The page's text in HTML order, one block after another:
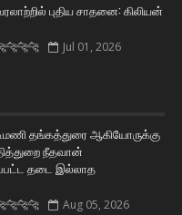
புதிய சாதனை: கிலியன்
Jul 01, 2026
தங்கத்துரை ஆகியோருக்கு
நீதவான்
தடை இல்லாத
Aug 05, 2026